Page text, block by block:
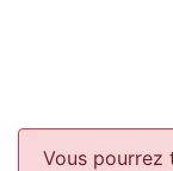
Vous pourrez